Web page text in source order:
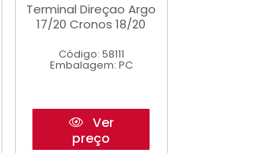
Terminal Direçao Argo
17/20 Cronos 18/20
Código: 58111
Embalagem: PC
Ver
preço